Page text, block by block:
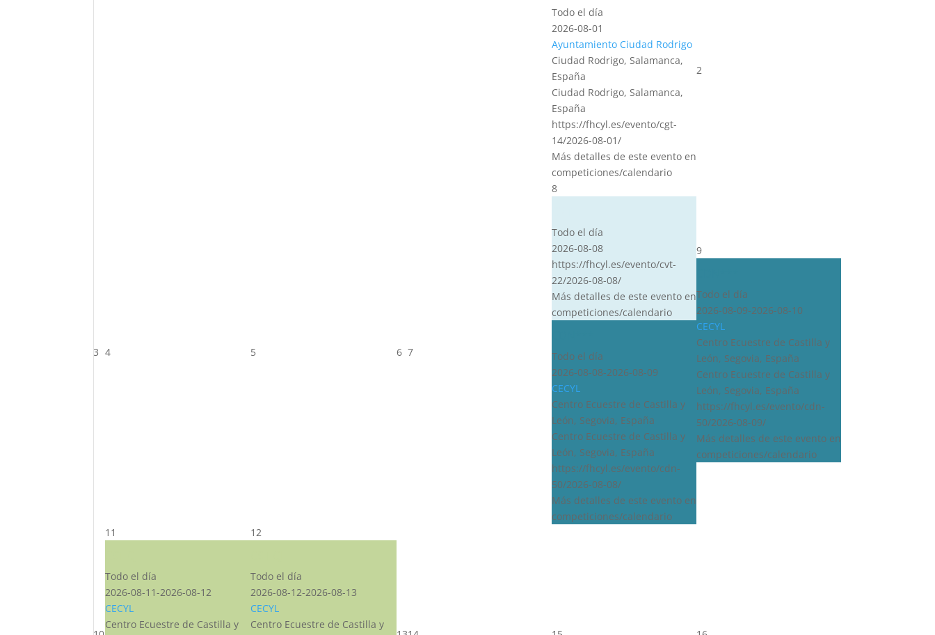
Todo el día
2026-08-01
Ayuntamiento Ciudad Rodrigo
Ciudad Rodrigo, Salamanca,
España
Ciudad Rodrigo, Salamanca,
España
https://fhcyl.es/evento/cgt-
14/2026-08-01/
Más detalles de este evento en
competiciones/calendario
2
3 4 5 6 7
8
Todo el día
2026-08-08
https://fhcyl.es/evento/cvt-
22/2026-08-08/
Más detalles de este evento en
competiciones/calendario
Todo el día
2026-08-08-2026-08-09
CECYL
Centro Ecuestre de Castilla y
León, Segovia, España
Centro Ecuestre de Castilla y
León, Segovia, España
https://fhcyl.es/evento/cdn-
50/2026-08-08/
Más detalles de este evento en
competiciones/calendario
9
Todo el día
2026-08-09-2026-08-10
CECYL
Centro Ecuestre de Castilla y
León, Segovia, España
Centro Ecuestre de Castilla y
León, Segovia, España
https://fhcyl.es/evento/cdn-
50/2026-08-09/
Más detalles de este evento en
competiciones/calendario
11
Todo el día
2026-08-11-2026-08-12
CECYL
Centro Ecuestre de Castilla y
12
Todo el día
2026-08-12-2026-08-13
CECYL
Centro Ecuestre de Castilla y